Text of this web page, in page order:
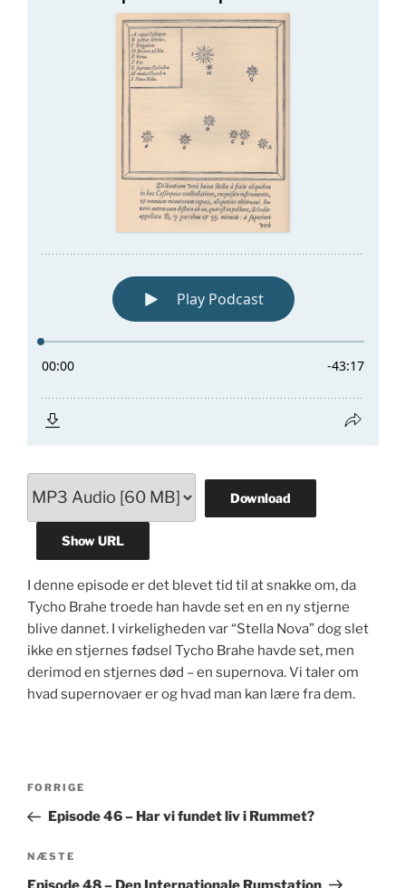
Download
Show URL
I denne episode er det blevet tid til at snakke om, da
Tycho Brahe troede han havde set en en ny stjerne
blive dannet. I virkeligheden var “Stella Nova” dog slet
ikke en stjernes fødsel Tycho Brahe havde set, men
derimod en stjernes død – en supernova. Vi taler om
hvad supernovaer er og hvad man kan lære fra dem.
Indlægsnavigation
Forrige
indlæg
FORRIGE
Episode 46 – Har vi fundet liv i Rummet?
Næste
indlæg
NÆSTE